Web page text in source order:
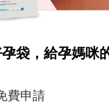
袋，給孕媽咪
費申請